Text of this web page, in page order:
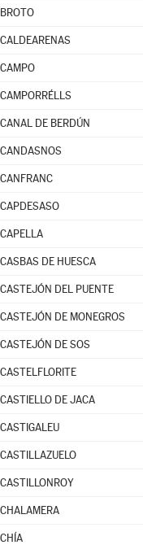
BROTO
CALDEARENAS
CAMPO
CAMPORRÉLLS
CANAL DE BERDÚN
CANDASNOS
CANFRANC
CAPDESASO
CAPELLA
CASBAS DE HUESCA
CASTEJÓN DEL PUENTE
CASTEJÓN DE MONEGROS
CASTEJÓN DE SOS
CASTELFLORITE
CASTIELLO DE JACA
CASTIGALEU
CASTILLAZUELO
CASTILLONROY
CHALAMERA
CHÍA